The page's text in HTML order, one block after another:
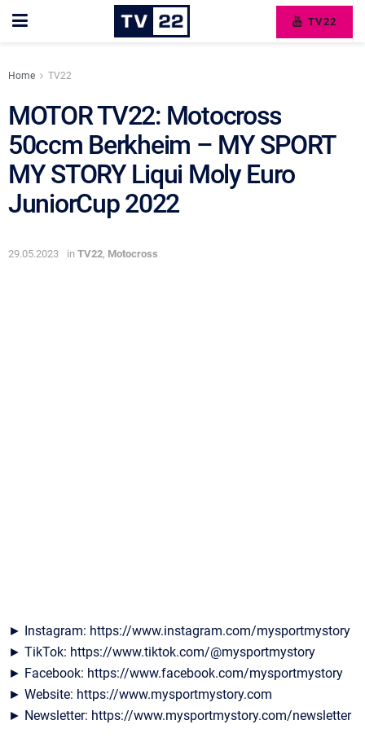
TV22
Home TV22
MOTOR TV22: Motocross
50ccm Berkheim – MY SPORT
MY STORY Liqui Moly Euro
JuniorCup 2022
29.05.2023 in TV22, Motocross
► Instagram: https://www.instagram.com/mysportmystory
► TikTok: https://www.tiktok.com/@mysportmystory
► Facebook: https://www.facebook.com/mysportmystory
► Website: https://www.mysportmystory.com
► Newsletter: https://www.mysportmystory.com/newsletter